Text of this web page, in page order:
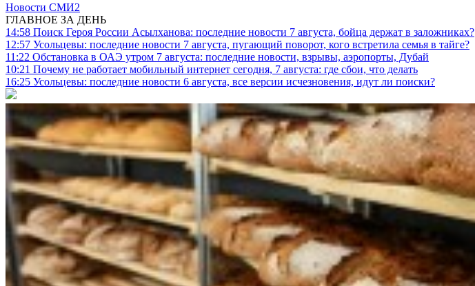
Новости СМИ2
ГЛАВНОЕ ЗА ДЕНЬ
14:58 Поиск Героя России Асылханова: последние новости 7 августа, бойца держат в заложниках?
12:57 Усольцевы: последние новости 7 августа, пугающий поворот, кого встретила семья в тайге?
11:22 Обстановка в ОАЭ утром 7 августа: последние новости, взрывы, аэропорты, Дубай
10:21 Почему не работает мобильный интернет сегодня, 7 августа: где сбои, что делать
16:25 Усольцевы: последние новости 6 августа, все версии исчезновения, идут ли поиски?